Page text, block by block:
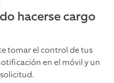
hacerse cargo
tomar el control de tus
en el móvil y un